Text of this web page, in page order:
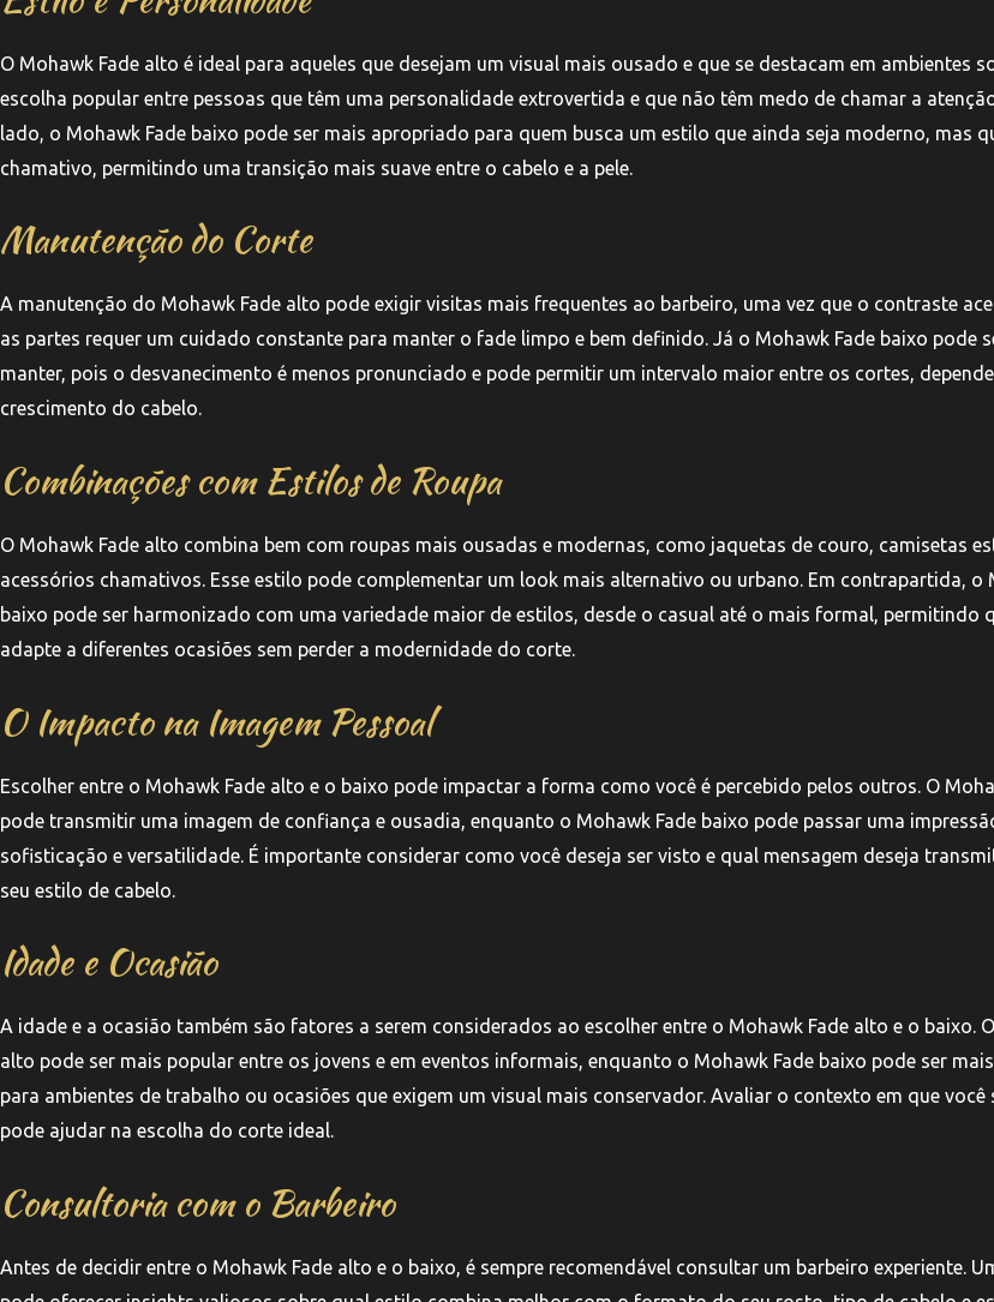
O Mohawk Fade alto é ideal para aqueles que desejam um visual mais ousado e que se destacam em ambientes
escolha popular entre pessoas que têm uma personalidade extrovertida e que não têm medo de chamar a
lado, o Mohawk Fade baixo pode ser mais apropriado para quem busca um estilo que ainda seja moderno, mas
chamativo, permitindo uma transição mais suave entre o cabelo e a pele.
Manutenção do Corte
A manutenção do Mohawk Fade alto pode exigir visitas mais frequentes ao barbeiro, uma vez que o contraste
as partes requer um cuidado constante para manter o fade limpo e bem definido. Já o Mohawk Fade baixo pode
manter, pois o desvanecimento é menos pronunciado e pode permitir um intervalo maior entre os cortes,
crescimento do cabelo.
Combinações com Estilos de Roupa
O Mohawk Fade alto combina bem com roupas mais ousadas e modernas, como jaquetas de couro, camisetas
acessórios chamativos. Esse estilo pode complementar um look mais alternativo ou urbano. Em contrapartida, o
baixo pode ser harmonizado com uma variedade maior de estilos, desde o casual até o mais formal, permitindo
adapte a diferentes ocasiões sem perder a modernidade do corte.
O Impacto na Imagem Pessoal
Escolher entre o Mohawk Fade alto e o baixo pode impactar a forma como você é percebido pelos outros. O
pode transmitir uma imagem de confiança e ousadia, enquanto o Mohawk Fade baixo pode passar uma
sofisticação e versatilidade. É importante considerar como você deseja ser visto e qual mensagem deseja
seu estilo de cabelo.
Idade e Ocasião
A idade e a ocasião também são fatores a serem considerados ao escolher entre o Mohawk Fade alto e o baixo.
alto pode ser mais popular entre os jovens e em eventos informais, enquanto o Mohawk Fade baixo pode ser
para ambientes de trabalho ou ocasiões que exigem um visual mais conservador. Avaliar o contexto em que você
pode ajudar na escolha do corte ideal.
Consultoria com o Barbeiro
Antes de decidir entre o Mohawk Fade alto e o baixo, é sempre recomendável consultar um barbeiro experiente.